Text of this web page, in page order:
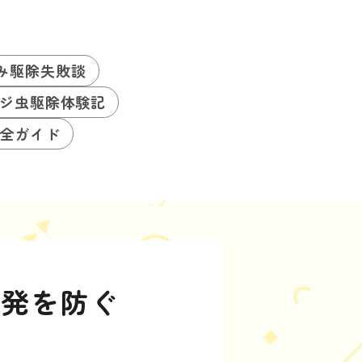
駆除失敗談
虫駆除体験記
ガイド
を防ぐ